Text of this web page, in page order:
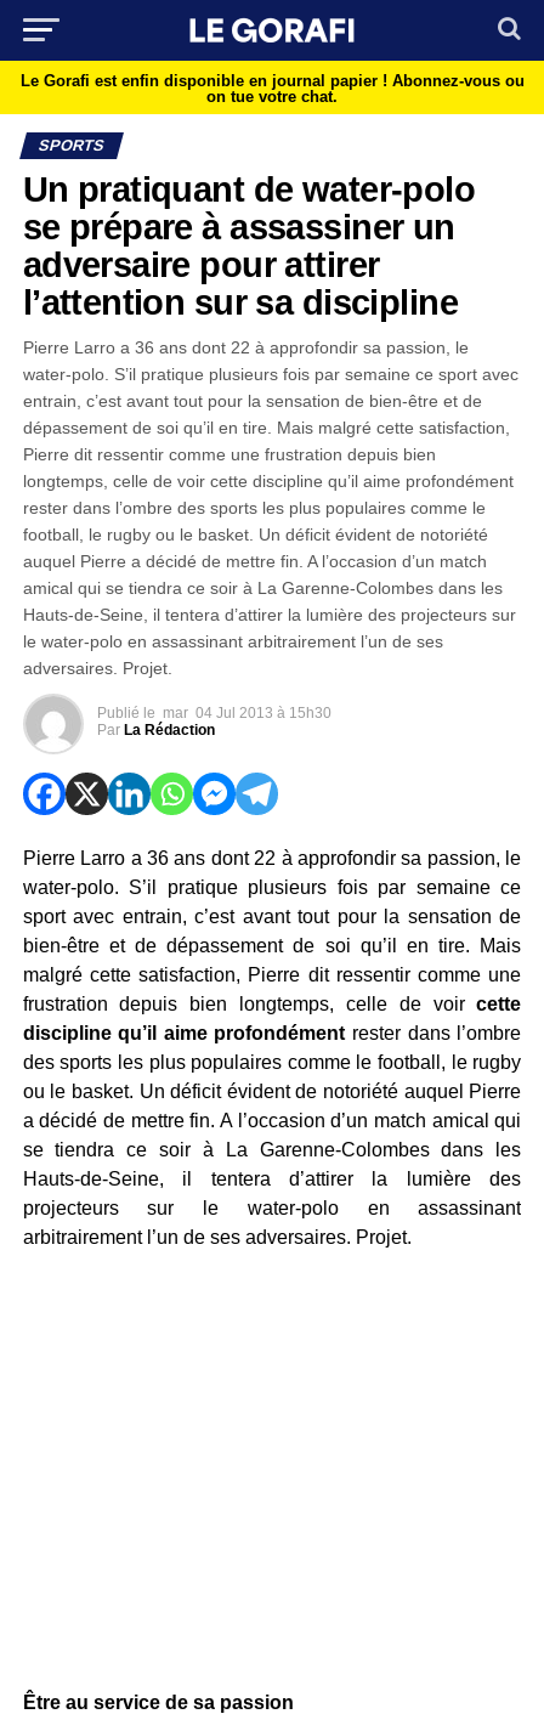
Le Gorafi est enfin disponible en journal papier ! Abonnez-vous ou
on tue votre chat.
SPORTS
Un pratiquant de water-polo
se prépare à assassiner un
adversaire pour attirer
l’attention sur sa discipline
Pierre Larro a 36 ans dont 22 à approfondir sa passion, le
water-polo. S’il pratique plusieurs fois par semaine ce sport avec
entrain, c’est avant tout pour la sensation de bien-être et de
dépassement de soi qu’il en tire. Mais malgré cette satisfaction,
Pierre dit ressentir comme une frustration depuis bien
longtemps, celle de voir cette discipline qu’il aime profondément
rester dans l’ombre des sports les plus populaires comme le
football, le rugby ou le basket. Un déficit évident de notoriété
auquel Pierre a décidé de mettre fin. A l’occasion d’un match
amical qui se tiendra ce soir à La Garenne-Colombes dans les
Hauts-de-Seine, il tentera d’attirer la lumière des projecteurs sur
le water-polo en assassinant arbitrairement l’un de ses
adversaires. Projet.
Publié le mar 04 Jul 2013 à 15h30
Par La Rédaction
Pierre Larro a 36 ans dont 22 à approfondir sa passion, le
water-polo. S’il pratique plusieurs fois par semaine ce
sport avec entrain, c’est avant tout pour la sensation de
bien-être et de dépassement de soi qu’il en tire. Mais
malgré cette satisfaction, Pierre dit ressentir comme une
frustration depuis bien longtemps, celle de voircette
discipline qu’il aime profondément rester dans l’ombre
des sports les plus populaires comme le football, le rugby
ou le basket. Un déficit évident de notoriété auquel Pierre
a décidé de mettre fin. A l’occasion d’un match amical qui
se tiendra ce soir à La Garenne-Colombes dans les
Hauts-de-Seine, il tentera d’attirer la lumière des
projecteurs sur le water-polo en assassinant
arbitrairement l’un de ses adversaires. Projet.
Être au service de sa passion